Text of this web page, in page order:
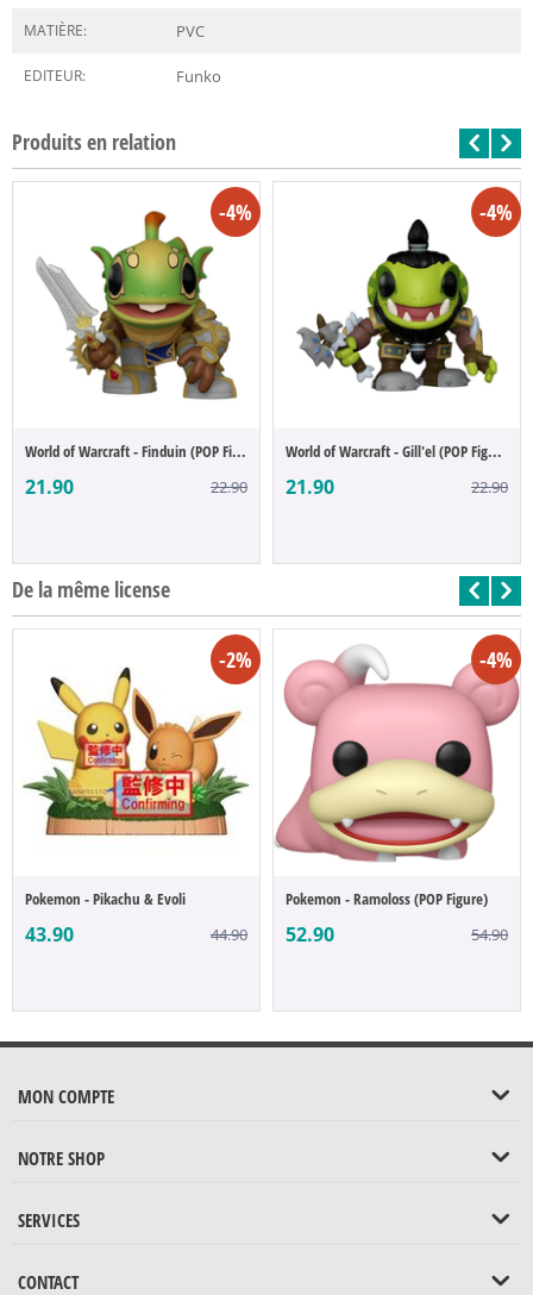
MATIÈRE: PVC
EDITEUR: Funko
Produits en relation
-4%
World of Warcraft - Finduin (POP Figure)
21.90 22.90
-4%
World of Warcraft - Gill'el (POP Figure)
21.90 22.90
De la même license
-2%
Pokemon - Pikachu & Evoli
43.90 44.90
-4%
Pokemon - Ramoloss (POP Figure)
52.90 54.90
MON COMPTE
NOTRE SHOP
SERVICES
CONTACT